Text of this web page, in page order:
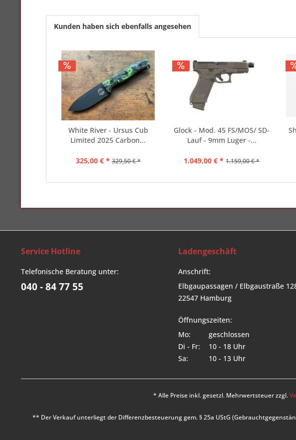
Kunden haben sich ebenfalls angesehen
White River - Ursus Cub
Limited 2025 Carbon...
325,00 € * 329,50 € *
Glock - Mod. 45 FS/MOS/ SD-
Lauf - 9mm Luger -...
1.049,00 € * 1.159,00 € *
Service Hotline
Telefonische Beratung unter:
040 - 84 77 55
Ladengeschäft
Anschrift:
Elbgaupassagen / Elbgaustraße
22547 Hamburg
Öffnungszeiten:
Mo:
geschlossen
Di - Fr:
10 - 18 Uhr
Sa:
10 - 13 Uhr
* Alle Preise inkl. gesetzl. Mehrwertsteuer zzgl.
** Der Verkauf unterliegt der Differenzbesteuerung gem. § 25a UStG